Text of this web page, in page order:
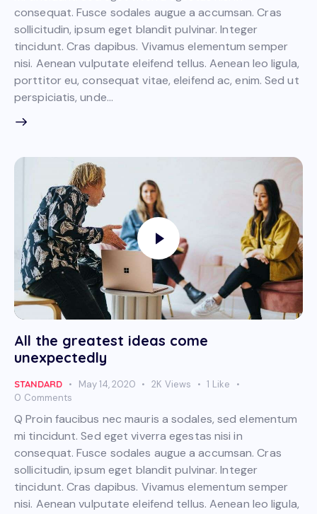
consequat. Fusce sodales augue a accumsan. Cras
sollicitudin, ipsum eget blandit pulvinar. Integer
tincidunt. Cras dapibus. Vivamus elementum semper
nisi. Aenean vulputate eleifend tellus. Aenean leo ligula,
porttitor eu, consequat vitae, eleifend ac, enim. Sed ut
perspiciatis, unde…
All the greatest ideas come
unexpectedly
STANDARD May 14, 2020 2K Views 1 Like
0 Comments
Q Proin faucibus nec mauris a sodales, sed elementum
mi tincidunt. Sed eget viverra egestas nisi in
consequat. Fusce sodales augue a accumsan. Cras
sollicitudin, ipsum eget blandit pulvinar. Integer
tincidunt. Cras dapibus. Vivamus elementum semper
nisi. Aenean vulputate eleifend tellus. Aenean leo ligula,